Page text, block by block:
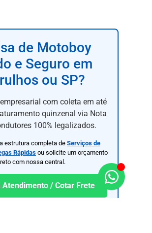
de Motoboy
e Seguro em
ou SP?
com coleta em até
quinzenal via Nota
100% legalizados.
estrutura completa de Serviços de
Rápidas ou solicite um orçamento
com nossa central.
Atendimento / Cotar Frete